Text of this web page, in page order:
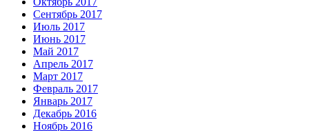
Сентябрь 2017
Июль 2017
Июнь 2017
Май 2017
Апрель 2017
Март 2017
Февраль 2017
Январь 2017
Декабрь 2016
Ноябрь 2016